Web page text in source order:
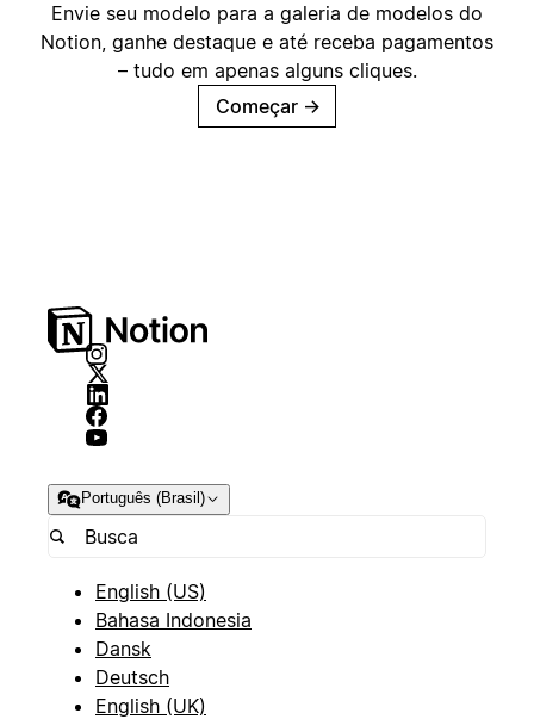
Envie seu modelo para a galeria de modelos do
Notion, ganhe destaque e até receba pagamentos
– tudo em apenas alguns cliques.
Começar →
Português (Brasil)
English (US)
Bahasa Indonesia
Dansk
Deutsch
English (UK)